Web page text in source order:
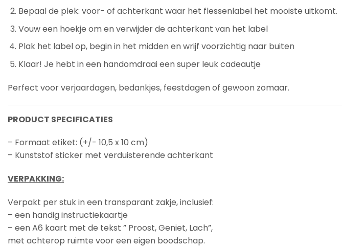
Bepaal de plek: voor- of achterkant waar het flessenlabel het mooiste uitkomt.
Vouw een hoekje om en verwijder de achterkant van het label
Plak het label op, begin in het midden en wrijf voorzichtig naar buiten
Klaar! Je hebt in een handomdraai een super leuk cadeautje
Perfect voor verjaardagen, bedankjes, feestdagen of gewoon zomaar.
PRODUCT SPECIFICATIES
– Formaat etiket: (+/- 10,5 x 10 cm)
– Kunststof sticker met verduisterende achterkant
VERPAKKING:
Verpakt per stuk in een transparant zakje, inclusief:
– een handig instructiekaartje
– een A6 kaart met de tekst ” Proost, Geniet, Lach”,
met achterop ruimte voor een eigen boodschap.